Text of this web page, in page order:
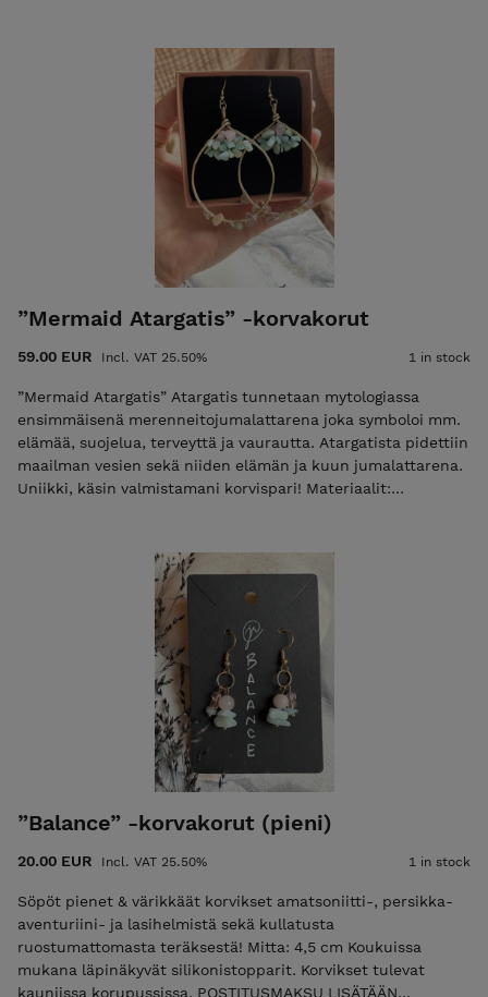
kanssa, kuuriipus 4 x 2,5 cm Uniikki, käsin valmistettu
korvispari. POSTITUSMAKSU LISÄTÄÄN LOPPUSUMMAAN
KASSALLA (ajantasainen postitusmaksun hinta etusivulla).
”Mermaid Atargatis” -korvakorut
59.00 EUR Incl. VAT 25.50% 1 in stock
”Mermaid Atargatis” Atargatis tunnetaan mytologiassa
ensimmäisenä merenneitojumalattarena joka symboloi mm.
elämää, suojelua, terveyttä ja vaurautta. Atargatista pidettiin
maailman vesien sekä niiden elämän ja kuun jumalattarena.
Uniikki, käsin valmistamani korvispari! Materiaalit:
kanssa 9,5 cm, rengasosan leveys n. 5 cm Paino: n. 10 g /kpl
Korvakorut tulevat kauniissa korurasiassa ja mukana on
myös kiillotustyyny jolla korun messinkiosia voidaan
kiillottaa. POSTITUSMAKSU LISÄTÄÄN LOPPUSUMMAAN
KASSALLA (ajantasainen postitusmaksun hinta etusivulla).
”Balance” -korvakorut (pieni)
20.00 EUR Incl. VAT 25.50% 1 in stock
Söpöt pienet & värikkäät korvikset amatsoniitti-, persikka-
aventuriini- ja lasihelmistä sekä kullatusta
ruostumattomasta teräksestä! Mitta: 4,5 cm Koukuissa
mukana läpinäkyvät silikonistopparit. Korvikset tulevat
kauniissa korupussissa. POSTITUSMAKSU LISÄTÄÄN